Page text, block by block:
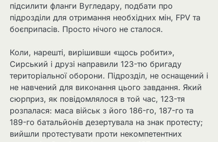
підсилити фланги Вугледару, подбати про
підрозділи для отримання необхідних мін, FPV та
боєприпасів. Просто нічого не сталося.
Коли, нарешті, вирішивши «щось робити»,
Сирський і друзі направили 123-тю бригаду
територіальної оборони. Підрозділ, не оснащений і
не навчений для виконання цього завдання. Який
сюрприз, як повідомлялося в той час, 123-тя
розпалася: маса військ з його 186-го, 187-го та
189-го батальйонів дезертувала на знак протесту;
вийшли протестувати проти некомпетентних